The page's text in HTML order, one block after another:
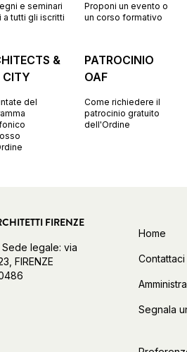
e seminari
a tutti gli iscritti
Proponi un evento o
un corso formativo
&
CITY
del
PATROCINIO
OAF
Come richiedere il
patrocinio gratuito
dell'Ordine
FIRENZE
Sede legale: via
FIRENZE
Home
Contattaci
Segnala